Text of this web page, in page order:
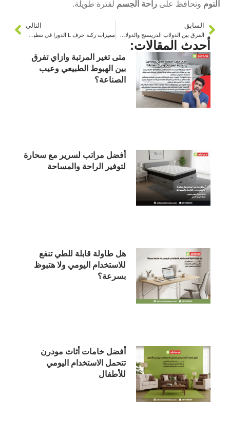
النوم وتحافظ على راحة الجسم لفترة طويلة.
السابق التالي
أحدث المقالات:
متى تغير المرتبة وازاي تفرق
بين الهبوط الطبيعي وعيب
الصناعة؟
أفضل مراتب لسرير مع سحارة
لتوفير الراحة والمساحة
هل طاولة قابلة للطي تنفع
للاستخدام اليومي ولا هتبوظ
بسرعة؟
أفضل خامات أثاث مودرن
تتحمل الاستخدام اليومي
للأطفال